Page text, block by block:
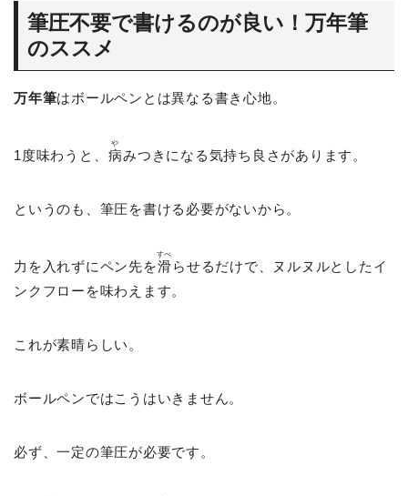
筆圧不要で書けるのが良い！万年筆
のススメ
万年筆はボールペンとは異なる書き心地。
1度味わうと、 病
や
みつきになる気持ち良さがあります。
というのも、筆圧を書ける必要がないから。
力を入れずにペン先を滑
すべ
らせるだけで、ヌルヌルとしたイ
ンクフローを味わえます。
これが素晴らしい。
ボールペンではこうはいきません。
必ず、一定の筆圧が必要です。